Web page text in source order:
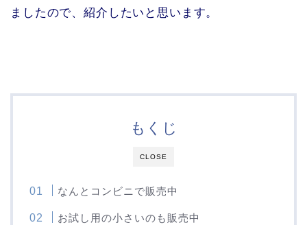
ましたので、紹介したいと思います。
CLOSE
もくじ
なんとコンビニで販売中
お試し用の小さいのも販売中